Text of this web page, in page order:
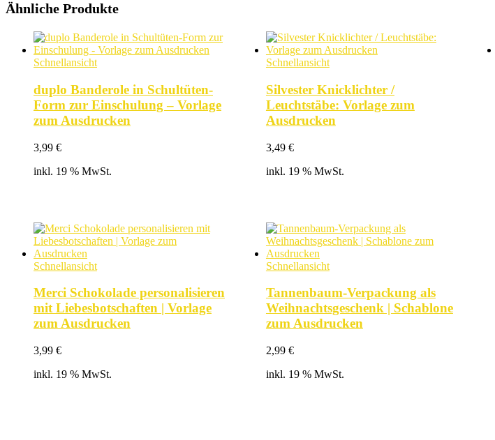
Ähnliche Produkte
Schnellansicht
duplo Banderole in Schultüten-
Form zur Einschulung – Vorlage
zum Ausdrucken
3,99 €
inkl. 19 % MwSt.
Schnellansicht
Silvester Knicklichter /
Leuchtstäbe: Vorlage zum
Ausdrucken
3,49 €
inkl. 19 % MwSt.
Schnellansicht
Merci Schokolade personalisieren
mit Liebesbotschaften | Vorlage
zum Ausdrucken
3,99 €
inkl. 19 % MwSt.
Schnellansicht
Tannenbaum-Verpackung als
Weihnachtsgeschenk | Schablone
zum Ausdrucken
2,99 €
inkl. 19 % MwSt.